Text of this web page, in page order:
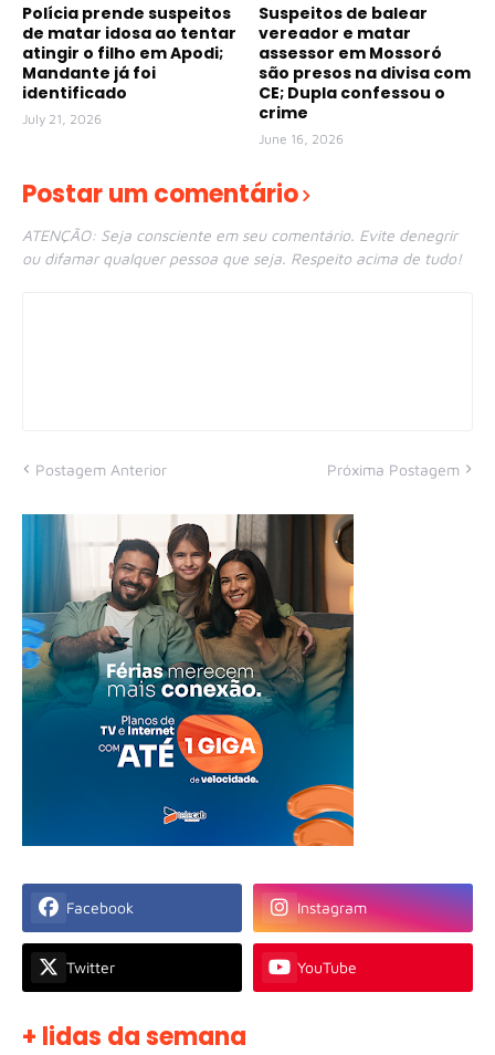
Polícia prende suspeitos
de matar idosa ao tentar
atingir o filho em Apodi;
Mandante já foi
identificado
July 21, 2026
Suspeitos de balear
vereador e matar
assessor em Mossoró
são presos na divisa com
CE; Dupla confessou o
crime
June 16, 2026
Postar um comentário
ATENÇÃO: Seja consciente em seu comentário. Evite denegrir
ou difamar qualquer pessoa que seja. Respeito acima de tudo!
Postagem Anterior Próxima Postagem
Facebook Instagram
Twitter YouTube
+ lidas da semana